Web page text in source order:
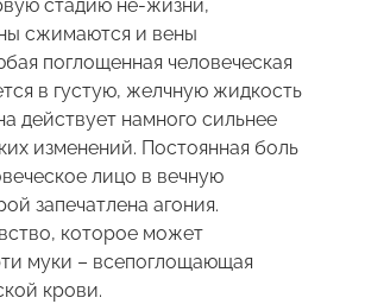
стадию не-жизни,
сжимаются и вены
поглощенная человеческая
в густую, желчную жидкость
действует намного сильнее
изменений. Постоянная боль
лицо в вечную
запечатлена агония.
которое может
муки – всепоглощающая
крови.